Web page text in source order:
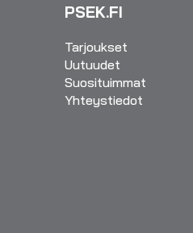
PSEK.FI
Tarjoukset
Uutuudet
Suosituimmat
Yhteystiedot